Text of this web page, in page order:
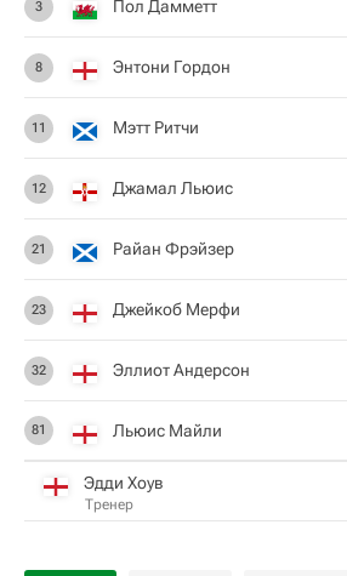
3 Пол Дамметт
8 Энтони Гордон
11 Мэтт Ритчи
12 Джамал Льюис
21 Райан Фрэйзер
23 Джейкоб Мерфи
32 Эллиот Андерсон
81 Льюис Майли
Эдди Хоув
Тренер